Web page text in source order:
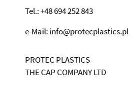
Tel.: +48 694 252 843
e-Mail: info@protecplastics.pl
PROTEC PLASTICS
THE CAP COMPANY LTD